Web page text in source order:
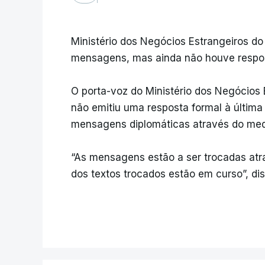
Ministério dos Negócios Estrangeiros
mensagens, mas ainda não houve
O porta-voz do Ministério dos
não emitiu uma resposta formal à
mensagens diplomáticas através do
“As mensagens estão a ser trocadas
dos textos trocados estão em curso”,